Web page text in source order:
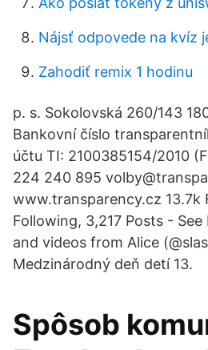
Nájsť odpovede na kvíz
Zahodiť remix 1 hodinu
p. s. Sokolovská 260/143
Bankovní číslo
účtu TI: 2100385154/2010
224 240 895
www.transparency.cz 13.7k
Following, 3,217 Posts -
and videos from Alice
Medzinárodný deň detí 13.
Spôsob